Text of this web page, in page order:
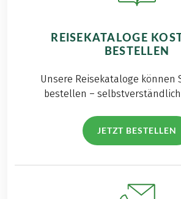
REISEKATALOGE
BESTELLEN
Unsere Reisekataloge können
bestellen –
JETZT BESTELLEN